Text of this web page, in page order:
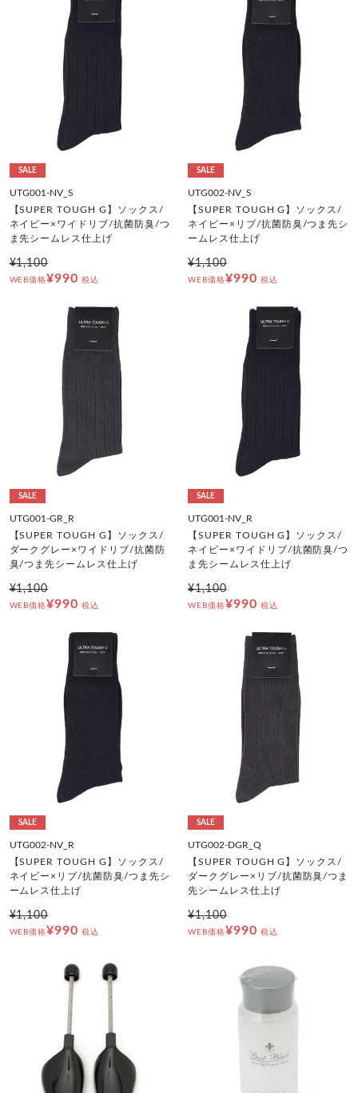
SALE
UTG001-NV_S
【SUPER TOUGH G】ソックス/
ネイビー×ワイドリブ/抗菌防臭/つ
ま先シームレス仕上げ
¥1,100
WEB価格¥990 税込
SALE
UTG002-NV_S
【SUPER TOUGH G】ソックス/
ネイビー×リブ/抗菌防臭/つま先シ
ームレス仕上げ
¥1,100
WEB価格¥990 税込
SALE
UTG001-GR_R
【SUPER TOUGH G】ソックス/
ダークグレー×ワイドリブ/抗菌防
臭/つま先シームレス仕上げ
¥1,100
WEB価格¥990 税込
SALE
UTG001-NV_R
【SUPER TOUGH G】ソックス/
ネイビー×ワイドリブ/抗菌防臭/つ
ま先シームレス仕上げ
¥1,100
WEB価格¥990 税込
SALE
UTG002-NV_R
【SUPER TOUGH G】ソックス/
ネイビー×リブ/抗菌防臭/つま先シ
ームレス仕上げ
¥1,100
WEB価格¥990 税込
SALE
UTG002-DGR_Q
【SUPER TOUGH G】ソックス/
ダークグレー×リブ/抗菌防臭/つま
先シームレス仕上げ
¥1,100
WEB価格¥990 税込